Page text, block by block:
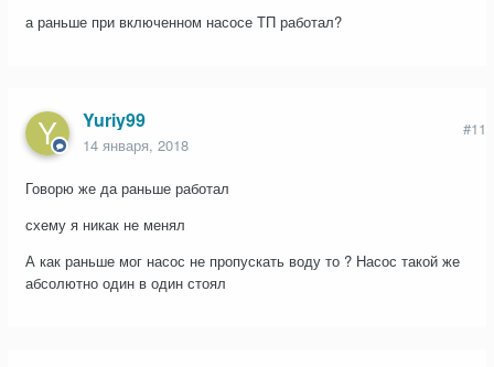
а раньше при включенном насосе ТП работал?
Yuriy99
14 января, 2018
#11
Говорю же да раньше работал
схему я никак не менял
А как раньше мог насос не пропускать воду то ? Насос такой же
абсолютно один в один стоял